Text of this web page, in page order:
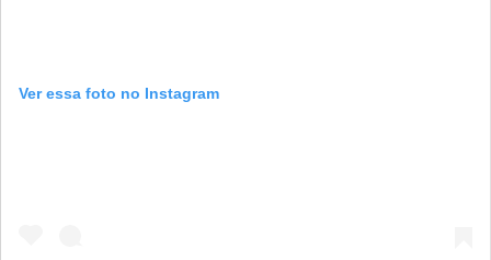
Ver essa foto no Instagram